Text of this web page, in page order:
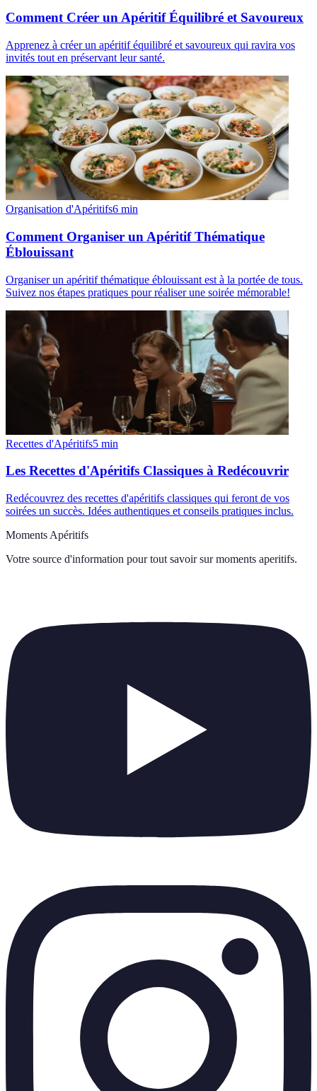
Comment Créer un Apéritif Équilibré et Savoureux
Apprenez à créer un apéritif équilibré et savoureux qui ravira vos
invités tout en préservant leur santé.
Organisation d'Apéritifs6 min
Comment Organiser un Apéritif Thématique
Éblouissant
Organiser un apéritif thématique éblouissant est à la portée de tous.
Suivez nos étapes pratiques pour réaliser une soirée mémorable!
Recettes d'Apéritifs5 min
Les Recettes d'Apéritifs Classiques à Redécouvrir
Redécouvrez des recettes d'apéritifs classiques qui feront de vos
soirées un succès. Idées authentiques et conseils pratiques inclus.
Moments Apéritifs
Votre source d'information pour tout savoir sur moments aperitifs.